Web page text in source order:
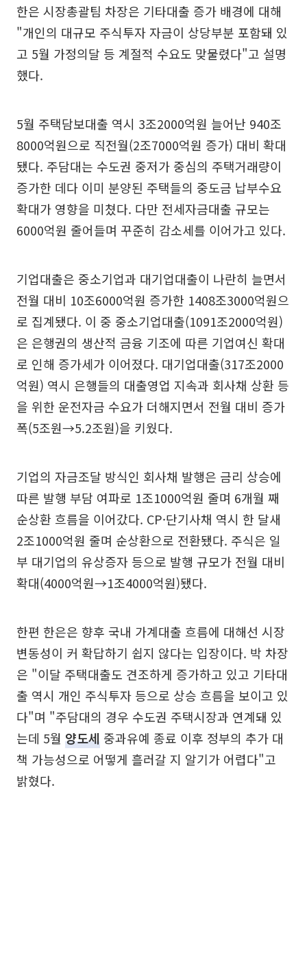
한은 시장총괄팀 차장은 기타대출 증가 배경에 대해
"개인의 대규모 주식투자 자금이 상당부분 포함돼 있
고 5월 가정의달 등 계절적 수요도 맞물렸다"고 설명
했다.
5월 주택담보대출 역시 3조2000억원 늘어난 940조
8000억원으로 직전월(2조7000억원 증가) 대비 확대
됐다. 주담대는 수도권 중저가 중심의 주택거래량이
증가한 데다 이미 분양된 주택들의 중도금 납부수요
확대가 영향을 미쳤다. 다만 전세자금대출 규모는
6000억원 줄어들며 꾸준히 감소세를 이어가고 있다.
기업대출은 중소기업과 대기업대출이 나란히 늘면서
전월 대비 10조6000억원 증가한 1408조3000억원으
로 집계됐다. 이 중 중소기업대출(1091조2000억원)
은 은행권의 생산적 금융 기조에 따른 기업여신 확대
로 인해 증가세가 이어졌다. 대기업대출(317조2000
억원) 역시 은행들의 대출영업 지속과 회사채 상환 등
을 위한 운전자금 수요가 더해지면서 전월 대비 증가
폭(5조원→5.2조원)을 키웠다.
기업의 자금조달 방식인 회사채 발행은 금리 상승에
따른 발행 부담 여파로 1조1000억원 줄며 6개월 째
순상환 흐름을 이어갔다. CP·단기사채 역시 한 달새
2조1000억원 줄며 순상환으로 전환됐다. 주식은 일
부 대기업의 유상증자 등으로 발행 규모가 전월 대비
확대(4000억원→1조4000억원)됐다.
한편 한은은 향후 국내 가계대출 흐름에 대해선 시장
변동성이 커 확답하기 쉽지 않다는 입장이다. 박 차장
은 "이달 주택대출도 견조하게 증가하고 있고 기타대
출 역시 개인 주식투자 등으로 상승 흐름을 보이고 있
다"며 "주담대의 경우 수도권 주택시장과 연계돼 있
는데 5월 양도세 중과유예 종료 이후 정부의 추가 대
책 가능성으로 어떻게 흘러갈 지 알기가 어렵다"고
밝혔다.